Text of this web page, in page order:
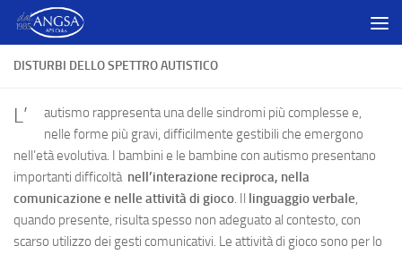
Salta al contenuto
DISTURBI DELLO SPETTRO AUTISTICO
L’
autismo rappresenta una delle sindromi più complesse e,
nelle forme più gravi, difficilmente gestibili che emergono
nell’età evolutiva. I bambini e le bambine con autismo presentano
importanti difficoltà nell’interazione reciproca, nella
comunicazione e nelle attività di gioco. Il linguaggio verbale,
quando presente, risulta spesso non adeguato al contesto, con
scarso utilizzo dei gesti comunicativi. Le attività di gioco sono per lo